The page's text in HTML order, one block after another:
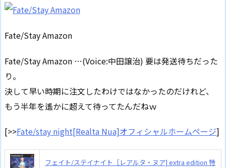
Fate/Stay Amazon
Fate/Stay Amazon …(Voice:中田譲治) 要は発送待ちだった
り。
決して早い時期に注文したわけではなかったのだけれど、
もう半年を遙かに超えて待ってたんだねｗ
[>>Fate/stay night[Realta Nua]オフィシャルホームページ]
フェイト/ステイナイト［レアルタ・ヌア] extra edition 特